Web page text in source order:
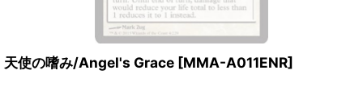
天使の嗜み/Angel's Grace [MMA-A011ENR]